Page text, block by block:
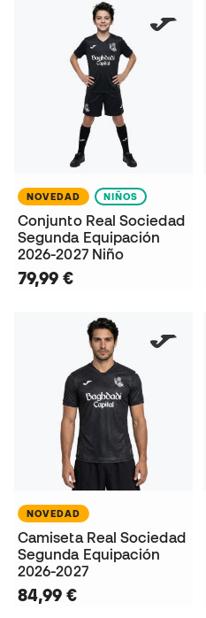
NOVEDAD NIÑOS
Conjunto Real Sociedad
Segunda Equipación
2026-2027 Niño
79,99 €
NOVEDAD
Camiseta Real Sociedad
Segunda Equipación
2026-2027
84,99 €